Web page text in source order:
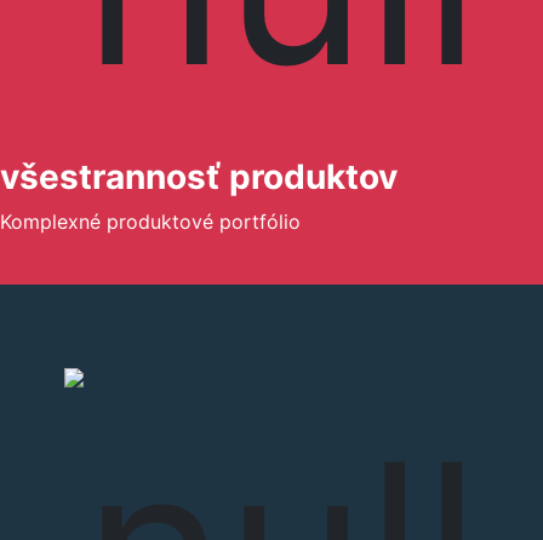
všestrannosť produktov
Komplexné produktové portfólio